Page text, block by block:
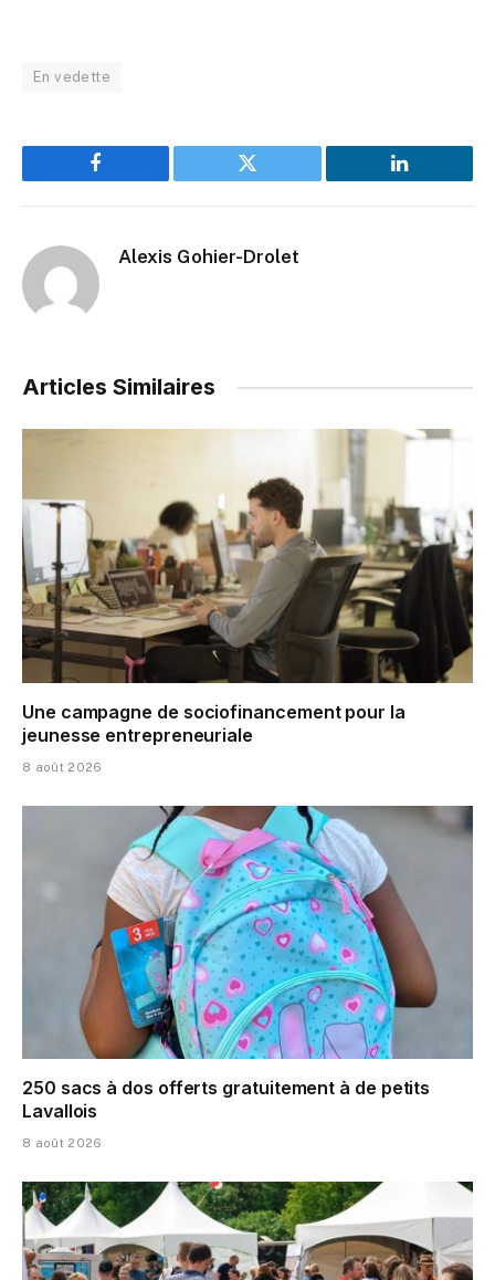
En vedette
Facebook Twitter LinkedIn
Alexis Gohier-Drolet
Articles Similaires
Une campagne de sociofinancement pour la
jeunesse entrepreneuriale
8 août 2026
250 sacs à dos offerts gratuitement à de petits
Lavallois
8 août 2026